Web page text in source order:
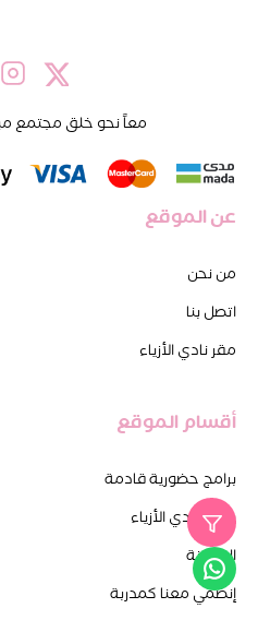
معاً نحو خلق مجتمع
عن الموقع
من نحن
اتصل بنا
مقر نادي الأزياء
أقسام الموقع
برامج حضورية قادمة
برامج نادي الأزياء
المدونة
إنضمي معنا كمدربة